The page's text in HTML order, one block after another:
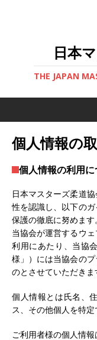
日本
THE JAPAN
個人情報の
個人情報の利用に
日本マスターズ柔道
性を認識し、以下の
保護の徹底に努めます。
当協会が運営するウ
利用にあたり、当協
様」）には当協会の
のとさせていただきま
個人情報とは氏名、
ス、その他個人を特定
ご利用者様の個人情報